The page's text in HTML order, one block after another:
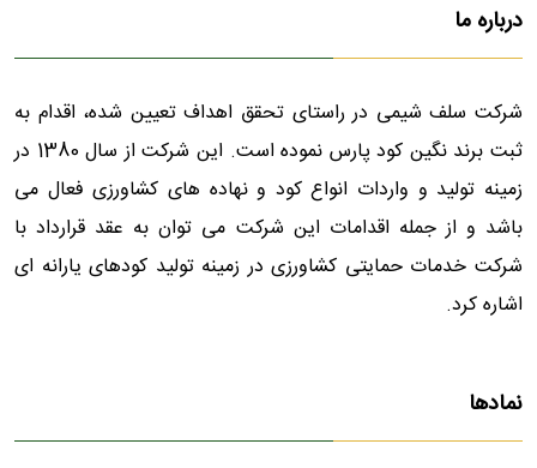
درباره ما
شرکت سلف شیمی در راستای تحقق اهداف تعیین شده، اقدام به
ثبت برند نگین کود پارس نموده است. این شرکت از سال 1380 در
زمینه تولید و واردات انواع کود و نهاده های کشاورزی فعال می
باشد و از جمله اقدامات این شرکت می توان به عقد قرارداد با
شرکت خدمات حمایتی کشاورزی در زمینه تولید کودهای یارانه ای
اشاره کرد.
نمادها